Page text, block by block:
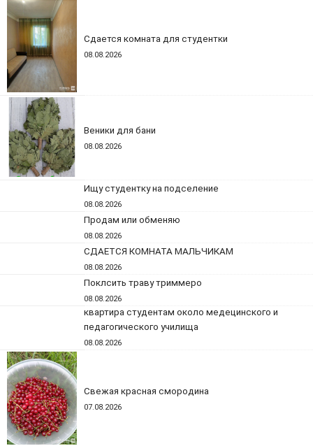
Сдается комната для студентки
08.08.2026
Веники для бани
08.08.2026
Ищу студентку на подселение
08.08.2026
Продам или обменяю
08.08.2026
СДАЕТСЯ КОМНАТА МАЛЬЧИКАМ
08.08.2026
Поклсить траву триммеро
08.08.2026
квартира студентам около медецинского и
педагогического училища
08.08.2026
Свежая красная смородина
07.08.2026